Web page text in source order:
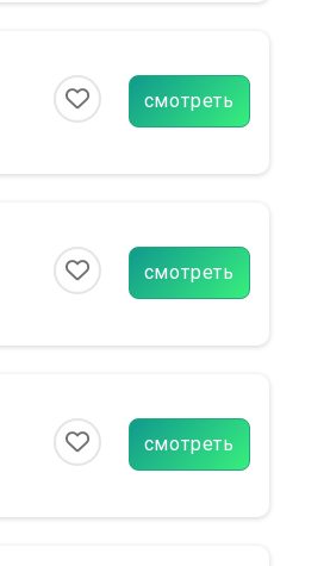
смотреть
смотреть
смотреть